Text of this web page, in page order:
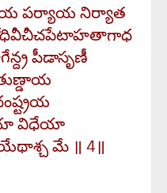
పర్యాయ నిర్యాత
పీడాసృణీ
విధేయా
మే ॥ 4॥